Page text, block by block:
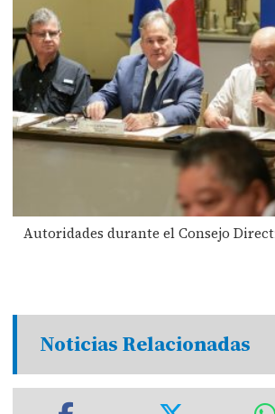
Autoridades durante el Consejo
Noticias Relacionadas